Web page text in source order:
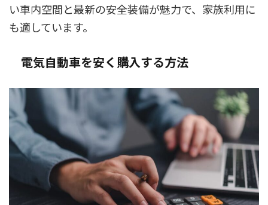
い車内空間と最新の安全装備が魅力で、家族利用に
も適しています。
電気自動車を安く購入する方法